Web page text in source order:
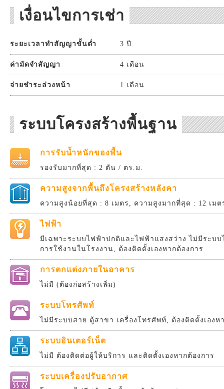
เงื่อนไขการเช่า
ระยะเวลาทำสัญญาขั้นต่ำ 3 ปี
ค่ามัดจำสัญญา 4 เดือน
จ่ายชำระล่วงหน้า 1 เดือน
ระบบโครงสร้างพื้นฐาน
การรับน้ำหนักของพื้น
รองรับมากที่สุด : 2 ตัน / ตร.ม.
ความสูงจากพื้นถึงโครงสร้างหลังคา
ความสูงน้อยที่สุด : 8 เมตร, ความสูงมากที่สุด : 12 เมต
ไฟฟ้า
มีเฉพาะระบบไฟฟ้าปกติและไฟฟ้าแสงสว่าง ไม่มีระบ
การใช้งานในโรงงาน, ต้องติดตั้งเองหากต้องการ
การตกแต่งภายในอาคาร
ไม่มี (ต้องก่อสร้างเพิ่ม)
ระบบโทรศัพท์
ไม่มีระบบสาย ตู้สาขา เครื่องโทรศัพท์, ต้องติดตั้งเองห
ระบบอินเตอร์เน็ต
ไม่มี ต้องติดต่อผู้ให้บริการ และติดตั้งเองหากต้องการ
ระบบเครื่องปรับอากาศ